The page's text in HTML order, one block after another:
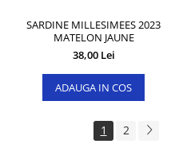
SARDINE MILLESIMEES 2023
MATELON JAUNE
38,00 Lei
ADAUGA IN COS
1 2